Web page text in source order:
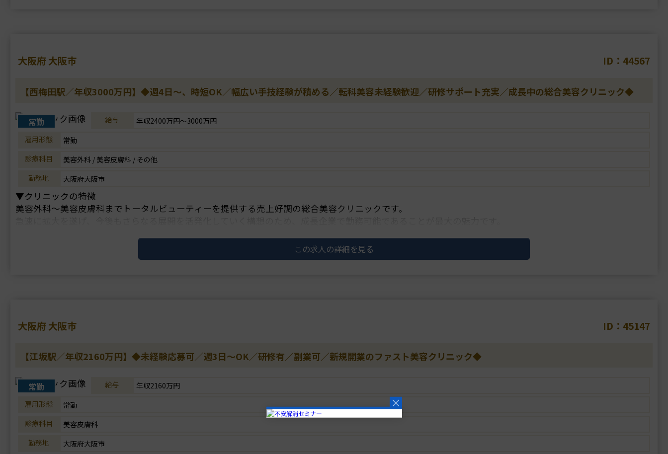
大阪府 大阪市 ID：44567
【西梅田駅／年収3000万円】◆週4日～、時短OK／幅広い手技経験が積める／転科美容未経験歓迎／研修サポート充実／成長中の総合美容クリニック◆
常勤 給与
年収2400万円～3000万円
雇用形態
常勤
診療科目
美容外科 / 美容皮膚科 / その他
勤務地
大阪府大阪市
▼クリニックの特徴
美容外科～美容皮膚科までトータルビューティーを提供する売上好調の総合美容クリニックです。
この求人の詳細を見る
大阪府 大阪市 ID：45147
【江坂駅／年収2160万円】◆未経験応募可／週3日～OK／研修有／副業可／新規開業のファスト美容クリニック◆
常勤 給与
年収2160万円
雇用形態
常勤
診療科目
美容皮膚科
勤務地
大阪府大阪市